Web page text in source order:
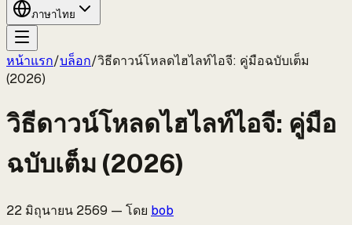
ภาษาไทย
หน้าแรก/บล็อก/วิธีดาวน์โหลดไฮไลท์ไอจี: คู่มือฉบับเต็ม
(2026)
วิธีดาวน์โหลดไฮไลท์ไอจี: คู่มือ
ฉบับเต็ม (2026)
22 มิถุนายน 2569 — โดย bob